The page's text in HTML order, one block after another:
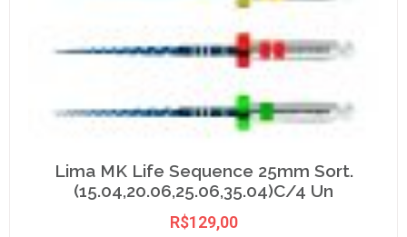
Lima MK Life Sequence 25mm Sort.
(15.04,20.06,25.06,35.04)C/4 Un
R$129,00